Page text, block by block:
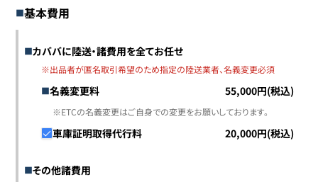
基本費用
カババに陸送・諸費用を全てお任せ
※出品者が匿名取引希望のため指定の陸送業者、名義変更必須
名義変更料 55,000円(税込)
※ETCの名義変更はご自身での変更をお願いしております。
車庫証明取得代行料 20,000円(税込)
その他諸費用